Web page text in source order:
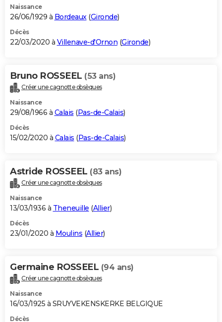
Naissance
26/06/1929 à Bordeaux(Gironde)
Décès
22/03/2020 à Villenave-d'Ornon (Gironde)
Bruno ROSSEEL (53 ans)
Créer une cagnotte obsèques
Naissance
29/08/1966 à Calais (Pas-de-Calais)
Décès
15/02/2020 à Calais (Pas-de-Calais)
Astride ROSSEEL (83 ans)
Créer une cagnotte obsèques
Naissance
13/03/1936 à Theneuille (Allier)
Décès
23/01/2020 à Moulins (Allier)
Germaine ROSSEEL (94 ans)
Créer une cagnotte obsèques
Naissance
16/03/1925 à SRUYVEKENSKERKE BELGIQUE
Décès